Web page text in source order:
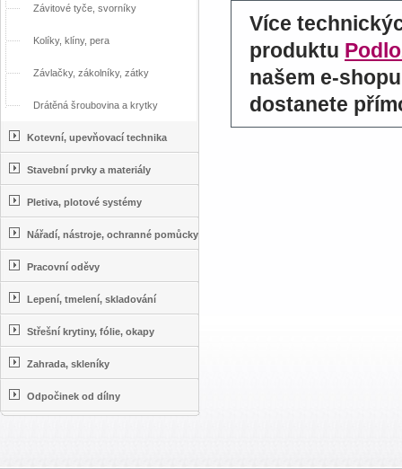
Více
produktu
našem e-
dostanete
Závitové tyče, svorníky
Kolíky, klíny, pera
Závlačky, zákolníky, zátky
Drátěná šroubovina a krytky
Kotevní, upevňovací technika
Stavební prvky a materiály
Pletiva, plotové systémy
Nářadí, nástroje, ochranné pomůcky
Pracovní oděvy
Lepení, tmelení, skladování
Střešní krytiny, fólie, okapy
Zahrada, skleníky
Odpočinek od dílny